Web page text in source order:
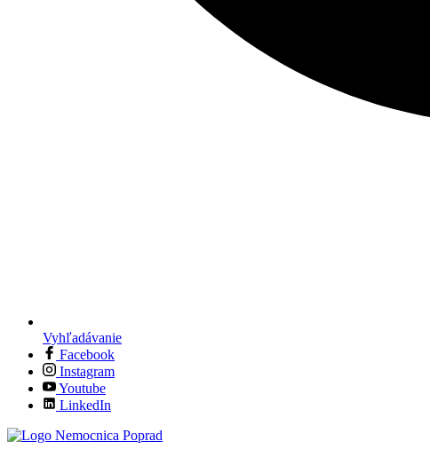
Vyhľadávanie
Facebook
Instagram
Youtube
LinkedIn